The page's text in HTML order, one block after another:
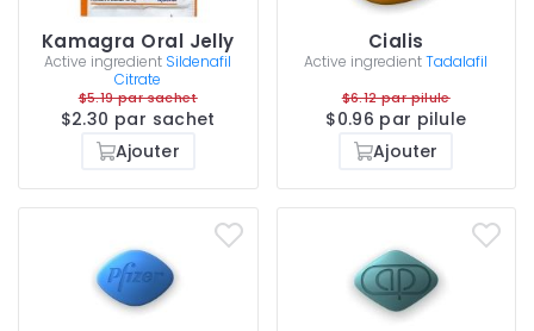
Kamagra Oral Jelly
Active ingredient Sildenafil
Citrate
$5.19 par sachet
$2.30 par sachet
Ajouter
Cialis
Active ingredientTadalafil
$6.12 par pilule
$0.96 par pilule
Ajouter